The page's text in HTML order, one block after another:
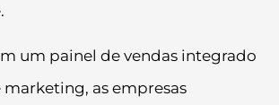
um painel de vendas integrado
as empresas